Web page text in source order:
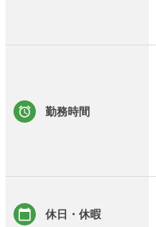
勤務時間
休日・休暇